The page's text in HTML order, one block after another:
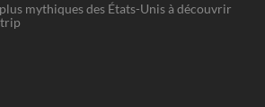
mythiques des États-Unis à découvrir